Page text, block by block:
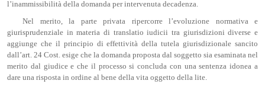
l’inammissibilità della domanda per intervenuta decadenza.
Nel merito, la parte privata ripercorre l’evoluzione normativa e
giurisprudenziale in materia di translatio iudicii tra giurisdizioni diverse e
aggiunge che il principio di effettività della tutela giurisdizionale sancito
dall’art. 24 Cost. esige che la domanda proposta dal soggetto sia esaminata nel
merito dal giudice e che il processo si concluda con una sentenza idonea a
dare una risposta in ordine al bene della vita oggetto della lite.